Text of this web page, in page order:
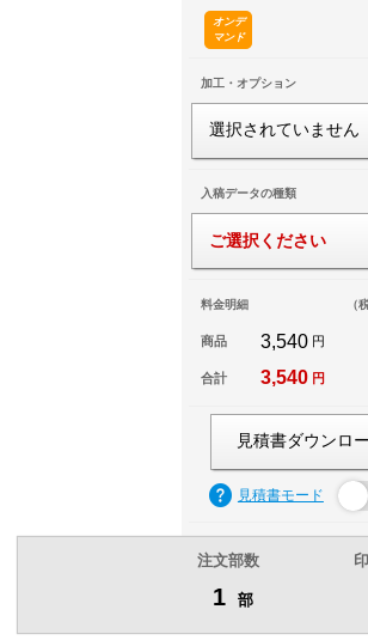
オンデ
マンド
加工・オプション
選択されていません
入稿データの種類
ご選択ください
料金明細 （
商品 3,540 円
合計 3,540 円
見積書ダウンロ
見積書モード
注文部数
1 部